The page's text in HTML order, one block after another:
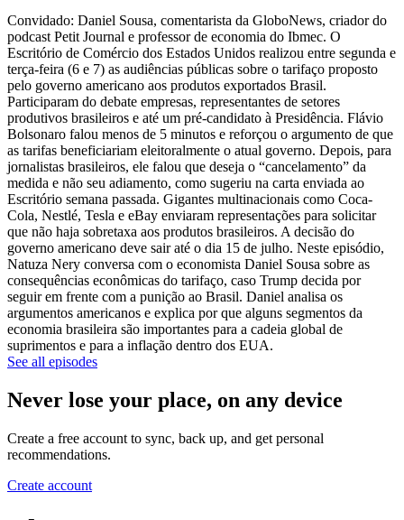
Convidado: Daniel Sousa, comentarista da GloboNews, criador do
podcast Petit Journal e professor de economia do Ibmec. O
Escritório de Comércio dos Estados Unidos realizou entre segunda e
terça-feira (6 e 7) as audiências públicas sobre o tarifaço proposto
pelo governo americano aos produtos exportados Brasil.
Participaram do debate empresas, representantes de setores
produtivos brasileiros e até um pré-candidato à Presidência. Flávio
Bolsonaro falou menos de 5 minutos e reforçou o argumento de que
as tarifas beneficiariam eleitoralmente o atual governo. Depois, para
jornalistas brasileiros, ele falou que deseja o “cancelamento” da
medida e não seu adiamento, como sugeriu na carta enviada ao
Escritório semana passada. Gigantes multinacionais como Coca-
Cola, Nestlé, Tesla e eBay enviaram representações para solicitar
que não haja sobretaxa aos produtos brasileiros. A decisão do
governo americano deve sair até o dia 15 de julho. Neste episódio,
Natuza Nery conversa com o economista Daniel Sousa sobre as
consequências econômicas do tarifaço, caso Trump decida por
seguir em frente com a punição ao Brasil. Daniel analisa os
argumentos americanos e explica por que alguns segmentos da
economia brasileira são importantes para a cadeia global de
suprimentos e para a inflação dentro dos EUA.
See all episodes
Never lose your place, on any device
Create a free account to sync, back up, and get personal
recommendations.
Create account